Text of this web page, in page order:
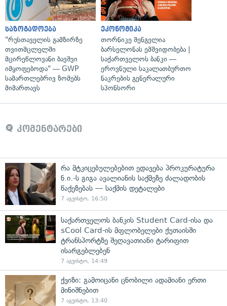
საზოგადოება
"რუსთაველის გამზირზე
თვითმცლელში
მცირეწლოვანი ბავშვი
იმყოფებოდა" — GWP
სამართლებრივ ზომებს
მიმართავს
ეკონომიკა
თორნიკე შენგელია
ბარსელონას ემშვიდობება |
საქართველოს ბანკი —
ეროვნული საკალათბურთო
ნაკრების გენერალური
სპონსორი
კომენტარები
რა მტკიცებულებებით ედავება პროკურატურა
ნ.ი.-ს გიგა ავალიანის საქმეზე ძალადობის
წაქეზებას — საქმის დეტალები
7 აგვისტო, 16:50
საქართველოს ბანკის Student Card-ისა და
sCool Card-ის მფლობელები ქუთაისში
ტრანსპორტზე შეღავათიანი ტარიფით
ისარგებლებენ
7 აგვისტო, 14:49
ქვიზი: გამოიცანი ცნობილი ადამიანი ერთი
მინიშნებით
7 აგვისტო, 13:40